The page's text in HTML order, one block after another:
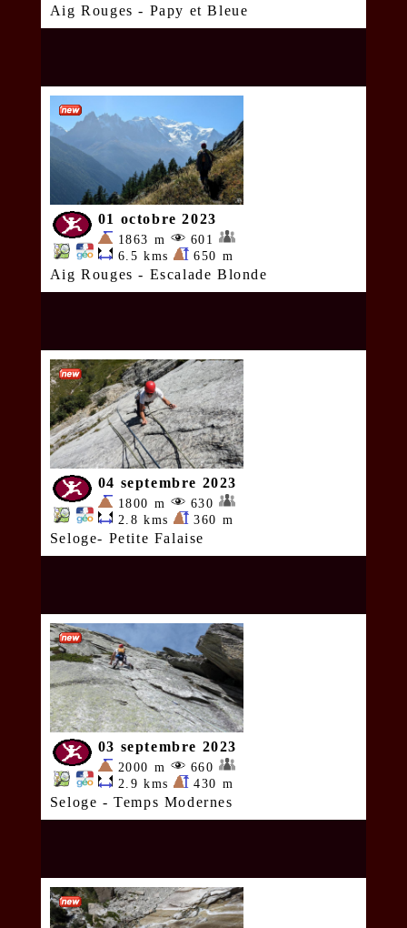
Aig Rouges - Papy et Bleue
01 octobre 2023
1863 m
601
6.5 kms
650 m
Aig Rouges - Escalade Blonde
04 septembre 2023
1800 m
630
2.8 kms
360 m
Seloge- Petite Falaise
03 septembre 2023
2000 m
660
2.9 kms
430 m
Seloge - Temps Modernes